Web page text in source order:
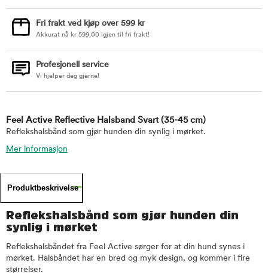
Fri frakt ved kjøp over 599 kr
Akkurat nå kr 599,00 igjen til fri frakt!
Profesjonell service
Vi hjelper deg gjerne!
Feel Active Reflective Halsband Svart (35-45 cm)
Reflekshalsbånd som gjør hunden din synlig i mørket.
Mer informasjon
Produktbeskrivelse
Reflekshalsbånd som gjør hunden din
synlig i mørket
Reflekshalsbåndet fra Feel Active sørger for at din hund synes i
mørket. Halsbåndet har en bred og myk design, og kommer i fire
størrelser.